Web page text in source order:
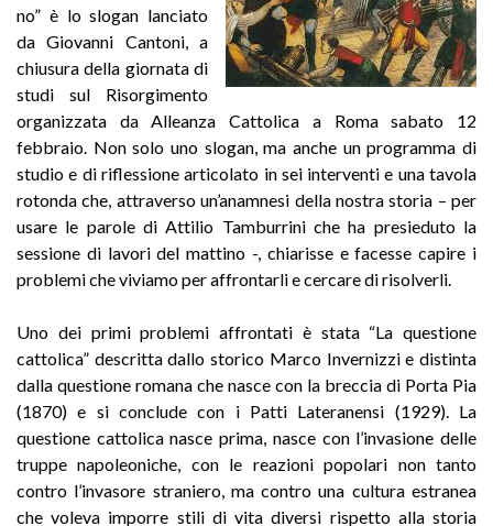
no” è lo slogan lanciato
da Giovanni Cantoni, a
chiusura della giornata di
studi sul Risorgimento
organizzata da Alleanza Cattolica a Roma sabato 12
febbraio. Non solo uno slogan, ma anche un programma di
studio e di riflessione articolato in sei interventi e una tavola
rotonda che, attraverso un’anamnesi della nostra storia – per
usare le parole di Attilio Tamburrini che ha presieduto la
sessione di lavori del mattino -, chiarisse e facesse capire i
problemi che viviamo per affrontarli e cercare di risolverli.
Uno dei primi problemi affrontati è stata “La questione
cattolica” descritta dallo storico Marco Invernizzi e distinta
dalla questione romana che nasce con la breccia di Porta Pia
(1870) e si conclude con i Patti Lateranensi (1929). La
questione cattolica nasce prima, nasce con l’invasione delle
truppe napoleoniche, con le reazioni popolari non tanto
contro l’invasore straniero, ma contro una cultura estranea
che voleva imporre stili di vita diversi rispetto alla storia